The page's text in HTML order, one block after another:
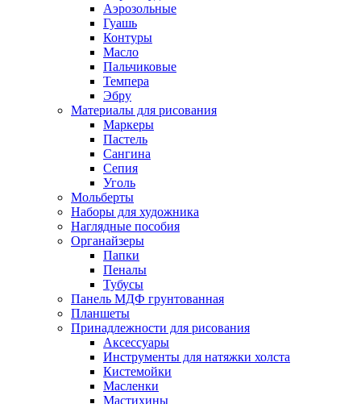
Аэрозольные
Гуашь
Контуры
Масло
Пальчиковые
Темпера
Эбру
Материалы для рисования
Маркеры
Пастель
Сангина
Сепия
Уголь
Мольберты
Наборы для художника
Наглядные пособия
Органайзеры
Папки
Пеналы
Тубусы
Панель МДФ грунтованная
Планшеты
Принадлежности для рисования
Аксессуары
Инструменты для натяжки холста
Кистемойки
Масленки
Мастихины